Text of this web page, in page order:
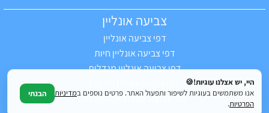
צביעה אונליין
דפי צביעה אונליין
דפי צביעה אונליין חיות
דפי צביעה אונליין מנדלות
דפי צביעה אונליין אנה ואלזה
היי, יש אצלנו עוגיות!🍪
אנו משתמשים בעוגיות לשיפור ותפעול האתר. פרטים נוספים במדיניות
הפרטיות.
הבנתי